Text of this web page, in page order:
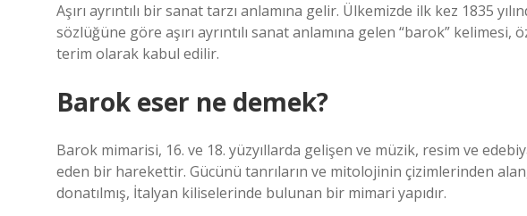
Aşırı ayrıntılı bir sanat tarzı anlamına gelir. Ülkemizde ilk kez 1835
sözlüğüne göre aşırı ayrıntılı sanat anlamına gelen “barok”
terim olarak kabul edilir.
Barok eser ne demek?
Barok mimarisi, 16. ve 18. yüzyıllarda gelişen ve müzik, resim ve
eden bir harekettir. Gücünü tanrıların ve mitolojinin çizimlerinden
donatılmış, İtalyan kiliselerinde bulunan bir mimari yapıdır.